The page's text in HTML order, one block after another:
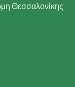
Θεσσαλονίκης